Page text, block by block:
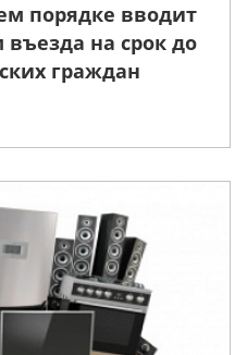
порядке вводит
на срок до
граждан